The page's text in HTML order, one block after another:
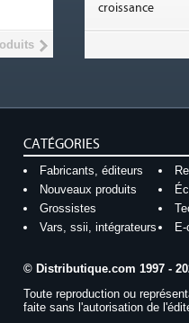
croissance
CATÉGORIES
Fabricants, éditeurs
Nouveaux produits
Grossistes
Vars, ssii, intégrateurs
© Distributique.com 1997 -
Toute reproduction ou
faite sans l'autorisation de